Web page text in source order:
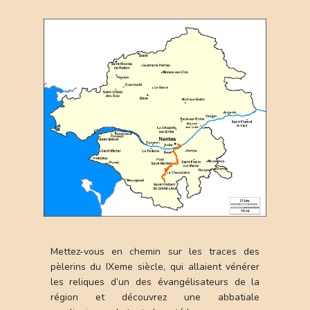
Chemins pelerins
Vers le Mont-Saint-Michel
Vers St Philbert de Grand-Lieu
Vers Saint-Jacques
Chemin du Pere de Montfort
Haltes pelerines
Hebergement
Informations pratiques
Carnets de pelerinage
Nous rejoindre
Mettez-vous en chemin sur les traces des
pèlerins du IXeme siècle, qui allaient vénérer
les reliques d’un des évangélisateurs de la
région et découvrez une abbatiale